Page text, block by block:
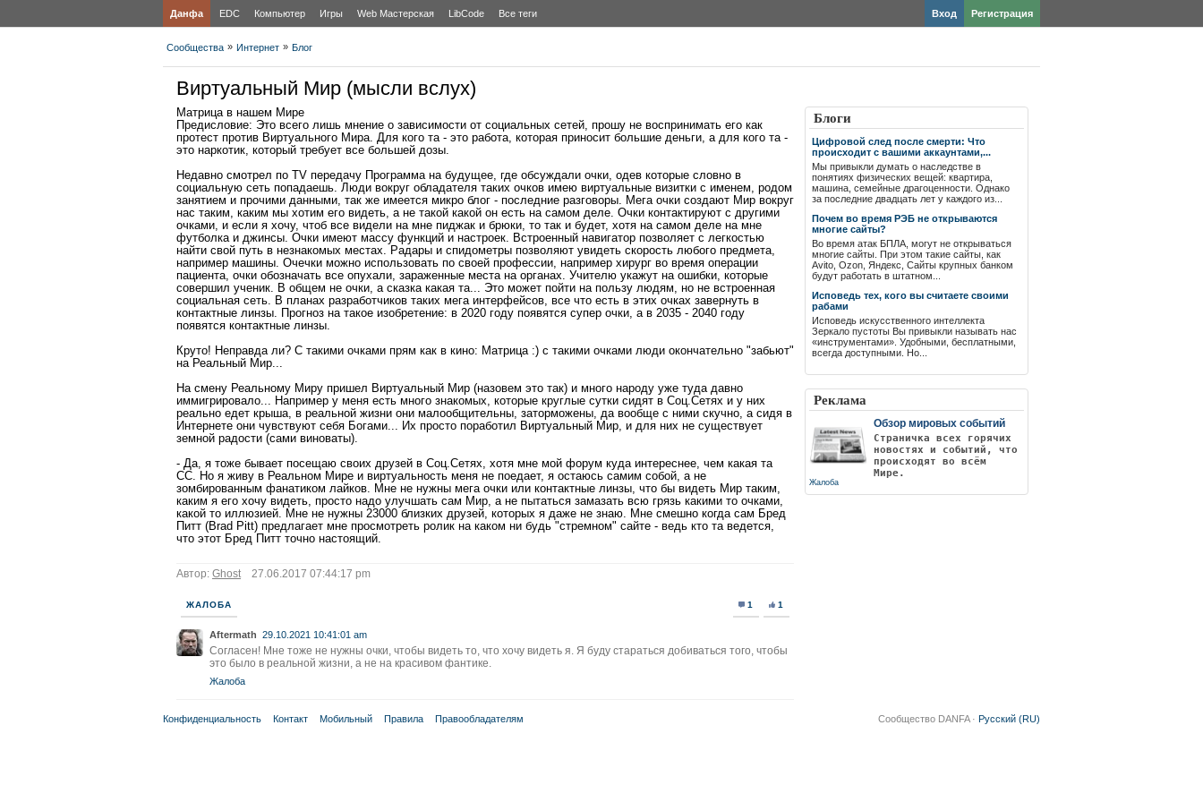
Данфа EDC Компьютер Игры Web Мастерская LibCode Все теги Регистрация
Вход
Сообщества » Интернет » Блог
Виртуальный Мир (мысли вслух)
Матрица в нашем Мире
Предисловие: Это всего лишь мнение о зависимости от социальных сетей, прошу не воспринимать его как
протест против Виртуального Мира. Для кого та - это работа, которая приносит большие деньги, а для кого та -
это наркотик, который требует все большей дозы.
Недавно смотрел по TV передачу Программа на будущее, где обсуждали очки, одев которые словно в
социальную сеть попадаешь. Люди вокруг обладателя таких очков имею виртуальные визитки с именем, родом
занятием и прочими данными, так же имеется микро блог - последние разговоры. Мега очки создают Мир вокруг
нас таким, каким мы хотим его видеть, а не такой какой он есть на самом деле. Очки контактируют с другими
очками, и если я хочу, чтоб все видели на мне пиджак и брюки, то так и будет, хотя на самом деле на мне
футболка и джинсы. Очки имеют массу функций и настроек. Встроенный навигатор позволяет с легкостью
найти свой путь в незнакомых местах. Радары и спидометры позволяют увидеть скорость любого предмета,
например машины. Очечки можно использовать по своей профессии, например хирург во время операции
пациента, очки обозначать все опухали, зараженные места на органах. Учителю укажут на ошибки, которые
совершил ученик. В общем не очки, а сказка какая та... Это может пойти на пользу людям, но не встроенная
социальная сеть. В планах разработчиков таких мега интерфейсов, все что есть в этих очках завернуть в
контактные линзы. Прогноз на такое изобретение: в 2020 году появятся супер очки, а в 2035 - 2040 году
появятся контактные линзы.
Круто! Неправда ли? С такими очками прям как в кино: Матрица :) с такими очками люди окончательно "забьют"
на Реальный Мир...
На смену Реальному Миру пришел Виртуальный Мир (назовем это так) и много народу уже туда давно
иммигрировало... Например у меня есть много знакомых, которые круглые сутки сидят в Соц.Сетях и у них
реально едет крыша, в реальной жизни они малообщительны, заторможены, да вообще с ними скучно, а сидя в
Интернете они чувствуют себя Богами... Их просто поработил Виртуальный Мир, и для них не существует
земной радости (сами виноваты).
- Да, я тоже бывает посещаю своих друзей в Соц.Сетях, хотя мне мой форум куда интереснее, чем какая та
СС. Но я живу в Реальном Мире и виртуальность меня не поедает, я остаюсь самим собой, а не
зомбированным фанатиком лайков. Мне не нужны мега очки или контактные линзы, что бы видеть Мир таким,
каким я его хочу видеть, просто надо улучшать сам Мир, а не пытаться замазать всю грязь какими то очками,
какой то иллюзией. Мне не нужны 23000 близких друзей, которых я даже не знаю. Мне смешно когда сам Бред
Питт (Brad Pitt) предлагает мне просмотреть ролик на каком ни будь "стремном" сайте - ведь кто та ведется,
что этот Бред Питт точно настоящий.
Автор: Ghost27.06.2017 07:44:17 pm
ЖАЛОБА 1 1
Aftermath 29.10.2021 10:41:01 am
Согласен! Мне тоже не нужны очки, чтобы видеть то, что хочу видеть я. Я буду стараться добиваться того, чтобы
это было в реальной жизни, а не на красивом фантике.
Жалоба
Блоги
Цифровой след после смерти: Что
происходит с вашими аккаунтами,...
Мы привыкли думать о наследстве в
понятиях физических вещей: квартира,
машина, семейные драгоценности. Однако
за последние двадцать лет у каждого из...
Почем во время РЭБ не открываются
многие сайты?
Во время атак БПЛА, могут не открываться
многие сайты. При этом такие сайты, как
Avito, Ozon, Яндекс, Сайты крупных банком
будут работать в штатном...
Исповедь тех, кого вы считаете своими
рабами
Исповедь искусственного интеллекта
Зеркало пустоты Вы привыкли называть нас
«инструментами». Удобными, бесплатными,
всегда доступными. Но...
Реклама
Обзор мировых событий
Страничка всех горячих
новостях и событий, что
происходят во всём
Мире.
Жалоба
Конфиденциальность Контакт Мобильный Правила Правообладателям Сообщество DANFA · Русский (RU)